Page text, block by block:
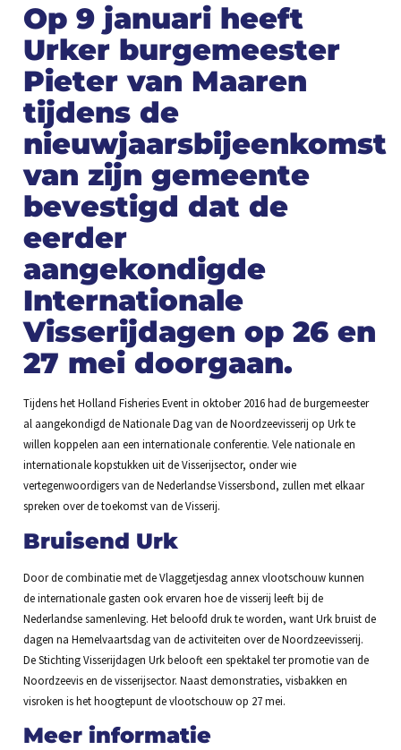
Op 9 januari heeft
Urker burgemeester
Pieter van Maaren
tijdens de
nieuwjaarsbijeenkomst
van zijn gemeente
bevestigd dat de
eerder
aangekondigde
Internationale
Visserijdagen op 26 en
27 mei doorgaan.
Tijdens het Holland Fisheries Event in oktober 2016 had de burgemeester
al aangekondigd de Nationale Dag van de Noordzeevisserij op Urk te
willen koppelen aan een internationale conferentie. Vele nationale en
internationale kopstukken uit de Visserijsector, onder wie
vertegenwoordigers van de Nederlandse Vissersbond, zullen met elkaar
spreken over de toekomst van de Visserij.
Bruisend Urk
Door de combinatie met de Vlaggetjesdag annex vlootschouw kunnen
de internationale gasten ook ervaren hoe de visserij leeft bij de
Nederlandse samenleving. Het beloofd druk te worden, want Urk bruist de
dagen na Hemelvaartsdag van de activiteiten over de Noordzeevisserij.
De Stichting Visserijdagen Urk belooft een spektakel ter promotie van de
Noordzeevis en de visserijsector. Naast demonstraties, visbakken en
visroken is het hoogtepunt de vlootschouw op 27 mei.
Meer informatie